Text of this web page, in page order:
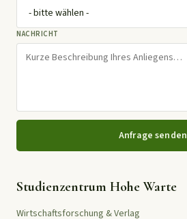
NACHRICHT
Anfrage senden
Studienzentrum Hohe Warte
Wirtschaftsforschung & Verlag